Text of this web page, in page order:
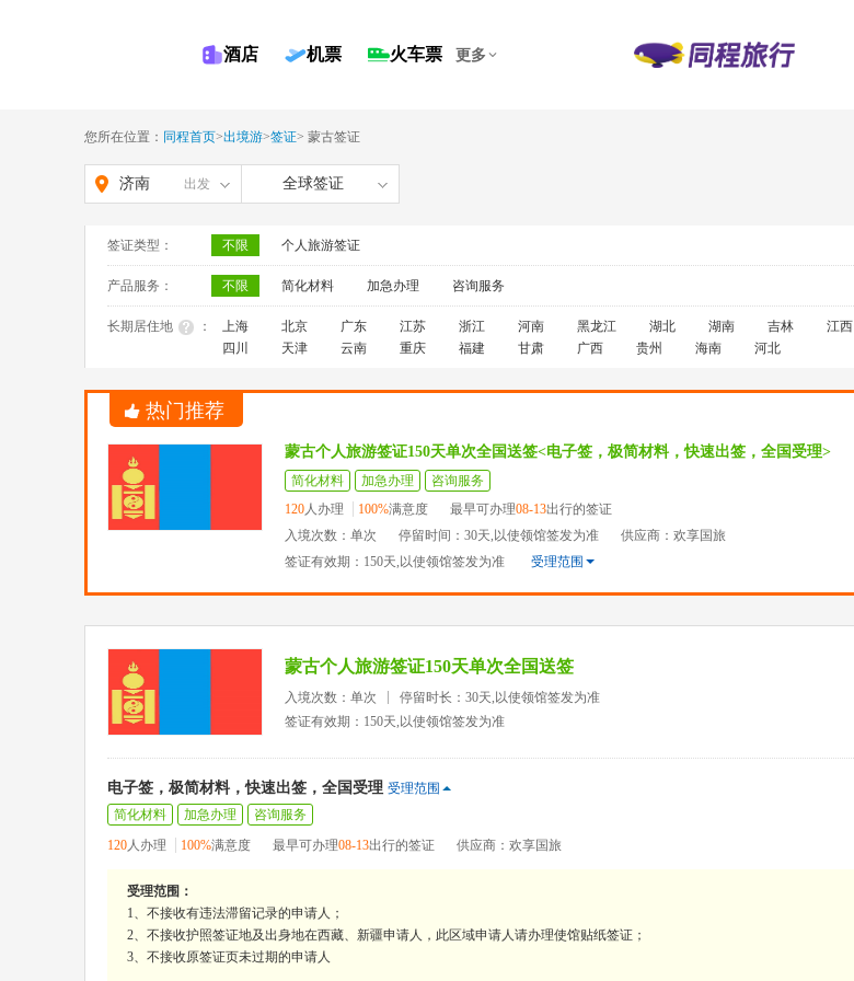
酒店 机票 火车票 更多
您所在位置： 同程首页>出境游>签证> 蒙古签证
济南 出发 全球签证
签证类型： 不限 个人旅游签证
产品服务： 不限 简化材料 加急办理 咨询服务
长期居住地 ： 上海 北京 广东 江苏 浙江 河南 黑龙江 湖北 湖南 吉林 江西
四川
天津 云南 重庆 福建 甘肃 广西 贵州 海南 河北
热门推荐
蒙古个人旅游签证150天单次全国送签<电子签，极简材料，快速出签，全国受理>
简化材料 加急办理
咨询服务
120人办理 100%满意度 最早可办理08-13出行的签证
入境次数：单次
停留时间：30天,以使领馆签发为准
供应商：欢享国旅
签证有效期：150天,以使领馆签发为准
受理范围
蒙古个人旅游签证150天单次全国送签
入境次数：单次
停留时长：30天,以使领馆签发为准
签证有效期：150天,以使领馆签发为准
电子签，极简材料，快速出签，全国受理 受理范围
简化材料
加急办理
咨询服务
120人办理 100%满意度 最早可办理08-13出行的签证 供应商：欢享国旅
受理范围：
1、不接收有违法滞留记录的申请人；
2、不接收护照签证地及出身地在西藏、新疆申请人，此区域申请人请办理使馆贴纸签证；
3、不接收原签证页未过期的申请人